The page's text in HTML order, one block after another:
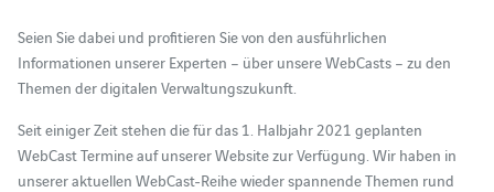
Seien Sie dabei und profitieren Sie von den ausführlichen
Informationen unserer Experten – über unsere WebCasts – zu den
Themen der digitalen Verwaltungszukunft.
Seit einiger Zeit stehen die für das 1. Halbjahr 2021 geplanten
WebCast Termine auf unserer Website zur Verfügung. Wir haben in
unserer aktuellen WebCast-Reihe wieder spannende Themen rund